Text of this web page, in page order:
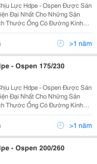
Lực Hdpe - Ospen Được Sản
Đại Nhất Cho Những Sản
Thước Ống Có Đường Kính
Chịu Lực Lớn, Kinh Tế, Tiết
>1 năm
- Ospen 175/230
Lực Hdpe - Ospen Được Sản
Đại Nhất Cho Những Sản
Thước Ống Có Đường Kính
Chịu Lực Lớn, Kinh Tế, Tiết
>1 năm
- Ospen 200/260